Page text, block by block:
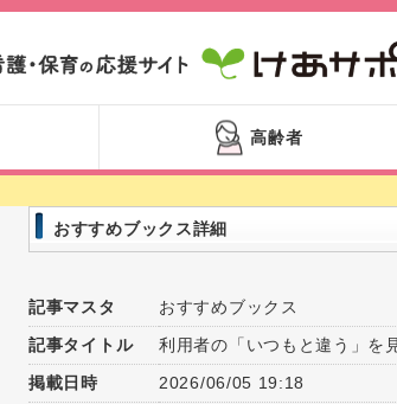
高齢者
おすすめブックス詳細
記事マスタ
おすすめブックス
記事タイトル
利用者の「いつもと違う」を
掲載日時
2026/06/05 19:18